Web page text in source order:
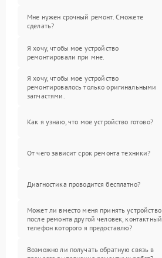
Мне нужен срочный ремонт. Сможете
сделать?
Я хочу, чтобы мое устройство
ремонтировали при мне.
Я хочу, чтобы мое устройство
ремонтировалось только оригинальными
запчастями.
Как я узнаю, что мое устройство готово?
От чего зависит срок ремонта техники?
Диагностика проводится бесплатно?
Может ли вместо меня принять устройство
после ремонта другой человек, контактный
телефон которого я предоставлю?
Возможно ли получать обратную связь в